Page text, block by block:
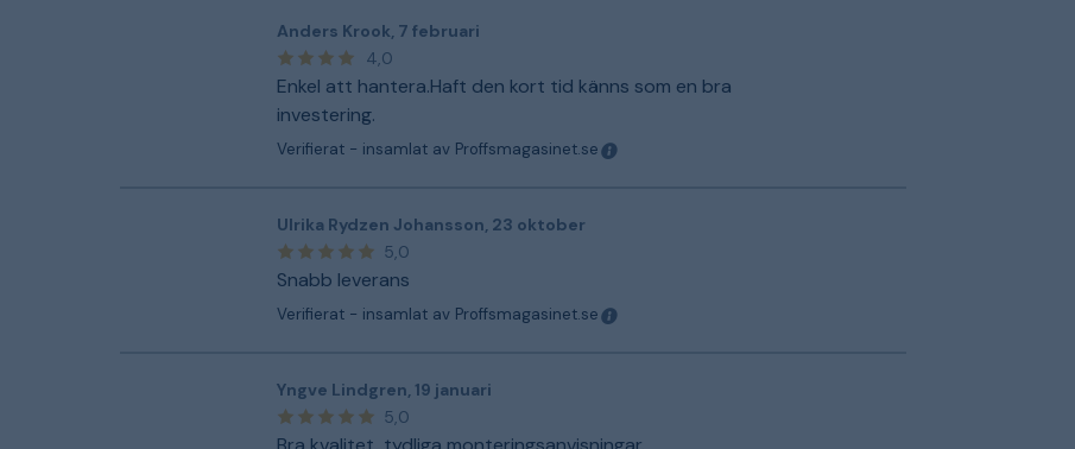
Anders Krook, 7 februari
4,0
Enkel att hantera.Haft den kort tid känns som en bra
investering.
Verifierat - insamlat av Proffsmagasinet.se
Ulrika Rydzen Johansson, 23 oktober
5,0
Snabb leverans
Verifierat - insamlat av Proffsmagasinet.se
Yngve Lindgren, 19 januari
5,0